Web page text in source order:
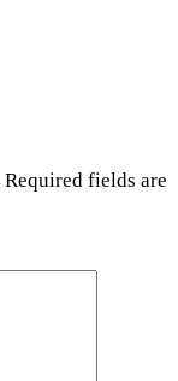
Required fields are